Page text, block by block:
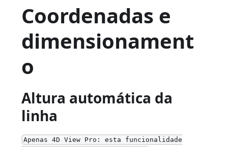
Coordenadas e
dimensionament
o
Altura automática da
linha
Apenas 4D View Pro: esta funcionalidade